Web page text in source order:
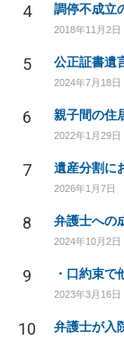
4
2018年11月2日
5
2024年7月18日
6 親子間の住
2022年1月29日
7
2026年1月7日
8
2024年10月2日
9
2023年3月16日
10